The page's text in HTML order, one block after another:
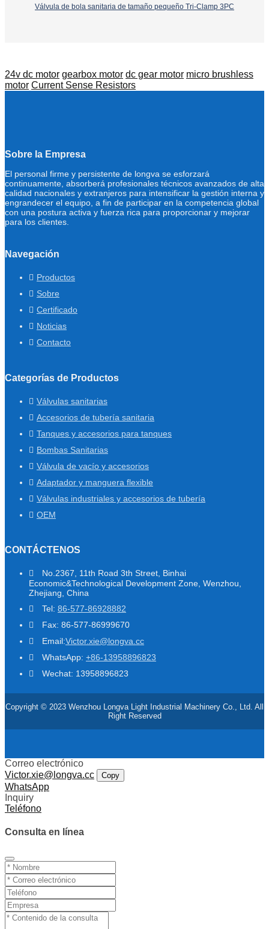
Válvula de bola sanitaria de tamaño pequeño Tri-Clamp 3PC
24v dc motor gearbox motor dc gear motor micro brushless
motor Current Sense Resistors
Sobre la Empresa
El personal firme y persistente de longva se esforzará
continuamente, absorberá profesionales técnicos avanzados de alta
calidad nacionales y extranjeros para intensificar la gestión interna y
engrandecer el equipo, a fin de participar en la competencia global
con una postura activa y fuerza rica para proporcionar y mejorar
para los clientes.
Navegación
Productos
Sobre
Certificado
Noticias
Contacto
Categorías de Productos
Válvulas sanitarias
Accesorios de tubería sanitaria
Tanques y accesorios para tanques
Bombas Sanitarias
Válvula de vacío y accesorios
Adaptador y manguera flexible
Válvulas industriales y accesorios de tubería
OEM
CONTÁCTENOS
No.2367, 11th Road 3th Street, Binhai
Economic&Technological Development Zone, Wenzhou,
Zhejiang, China
Tel: 86-577-86928882
Fax: 86-577-86999670
Email:Victor.xie@longva.cc
WhatsApp: +86-13958896823
Wechat: 13958896823
Copyright © 2023 Wenzhou Longva Light Industrial Machinery Co., Ltd. All
Right Reserved
Correo electrónico
Victor.xie@longva.cc
Copy
WhatsApp
Inquiry
Teléfono
Consulta en línea